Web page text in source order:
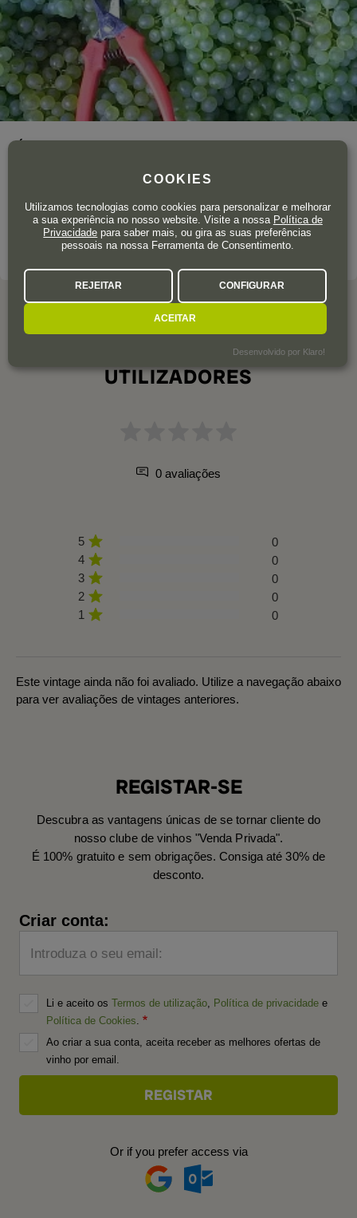
Los enólogos Marcial Pita y Felicísimo Pereira fundaron este
los vinos que siempre soñaron.
SOBRE A ADEGA
AVALIAÇÕES DOS
UTILIZADORES
0 avaliações
5
0
4
0
3
0
2
0
1
0
Este vintage ainda não foi avaliado. Utilize a navegação abaixo
para ver avaliações de vintages anteriores.
REGISTAR-SE
Descubra as vantagens únicas de se tornar cliente do
nosso clube de vinhos "Venda Privada".
É 100% gratuito e sem obrigações. Consiga até 30% de
desconto.
Criar conta:
Introduza o seu email:
Li e aceito os Termos de utilização Política de privacidade e
Política de Cookies
Ao criar a sua conta, aceita receber as melhores ofertas de
vinho por email.
Or if you prefer access via
COOKIES
Utilizamos tecnologias como cookies para personalizar e melhorar
a sua experiência no nosso website. Visite a nossa Política de
Privacidade para saber mais, ou gira as suas preferências
pessoais na nossa Ferramenta de Consentimento.
REJEITAR CONFIGURAR
ACEITAR
Desenvolvido por Klaro!